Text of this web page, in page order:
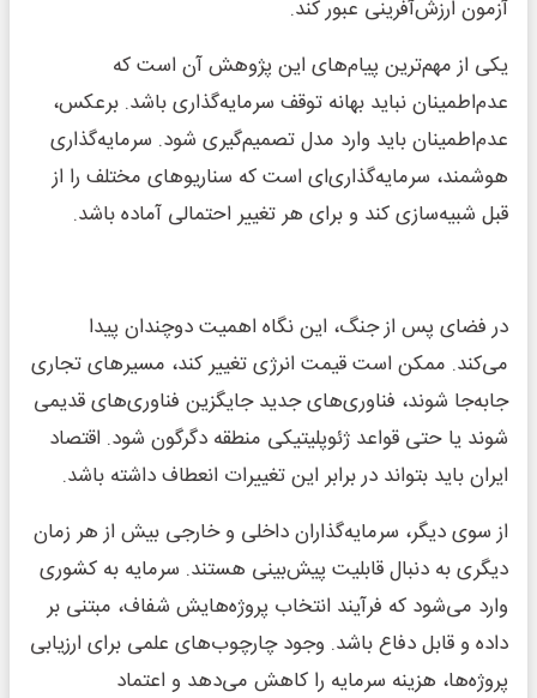
آزمون ارزش‌آفرینی عبور کند.
یکی از مهم‌ترین پیام‌های این پژوهش آن است که
عدم‌اطمینان نباید بهانه توقف سرمایه‌گذاری باشد. برعکس،
عدم‌اطمینان باید وارد مدل تصمیم‌گیری شود. سرمایه‌گذاری
هوشمند، سرمایه‌گذاری‌ای است که سناریوهای مختلف را از
قبل شبیه‌سازی کند و برای هر تغییر احتمالی آماده باشد.
در فضای پس از جنگ، این نگاه اهمیت دوچندان پیدا
می‌کند. ممکن است قیمت انرژی تغییر کند، مسیرهای تجاری
جابه‌جا شوند، فناوری‌های جدید جایگزین فناوری‌های قدیمی
شوند یا حتی قواعد ژئوپلیتیکی منطقه دگرگون شود. اقتصاد
ایران باید بتواند در برابر این تغییرات انعطاف داشته باشد.
از سوی دیگر، سرمایه‌گذاران داخلی و خارجی بیش از هر زمان
دیگری به دنبال قابلیت پیش‌بینی هستند. سرمایه به کشوری
وارد می‌شود که فرآیند انتخاب پروژه‌هایش شفاف، مبتنی بر
داده و قابل دفاع باشد. وجود چارچوب‌های علمی برای ارزیابی
پروژه‌ها، هزینه سرمایه را کاهش می‌دهد و اعتماد